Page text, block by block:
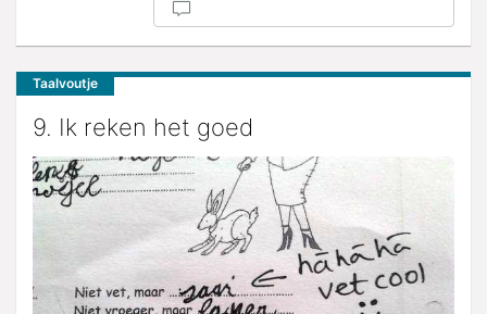
Taalvoutje
9. Ik reken het goed